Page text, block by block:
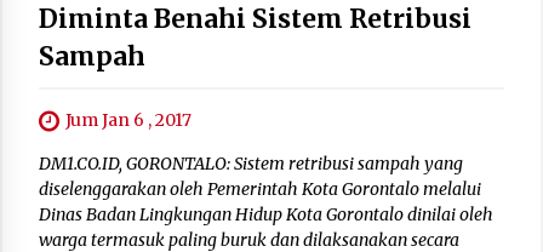
Diminta Benahi Sistem Retribusi
Sampah
Jum Jan 6 , 2017
DM1.CO.ID, GORONTALO: Sistem retribusi sampah yang
diselenggarakan oleh Pemerintah Kota Gorontalo melalui
Dinas Badan Lingkungan Hidup Kota Gorontalo dinilai oleh
warga termasuk paling buruk dan dilaksanakan secara